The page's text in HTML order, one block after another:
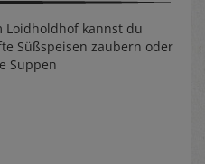
Loidholdhof kannst du
Süßspeisen zaubern oder
Suppen